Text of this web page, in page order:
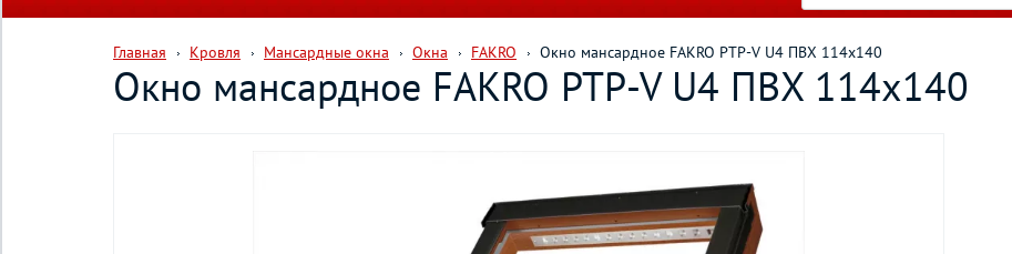
Главная Кровля Мансардные окна Окна FAKRO Окно мансардное FAKRO PTP-V U4 ПВХ 114х140
Окно мансардное FAKRO PTP-V U4 ПВХ 114х140